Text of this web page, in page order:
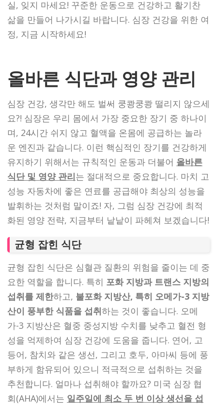
실, 잊지 마세요! 꾸준한 운동으로 건강하고 활기찬
삶을 만들어 나가시길 바랍니다. 심장 건강을 위한 여
정, 지금 시작하세요!
올바른 식단과 영양 관리
심장 건강, 생각만 해도 벌써 쿵쾅쿵쾅 떨리지 않으세
요?! 심장은 우리 몸에서 가장 중요한 장기 중 하나이
며, 24시간 쉬지 않고 혈액을 온몸에 공급하는 놀라
운 엔진과 같습니다. 이런 핵심적인 장기를 건강하게
유지하기 위해서는 규칙적인 운동과 더불어 올바른
식단 및 영양 관리는 절대적으로 중요합니다. 마치 고
성능 자동차에 좋은 연료를 공급해야 최상의 성능을
발휘하는 것처럼 말이죠! 자, 그럼 심장 건강에 최적
화된 영양 전략, 지금부터 낱낱이 파헤쳐 보겠습니다!
균형 잡힌 식단
균형 잡힌 식단은 심혈관 질환의 위험을 줄이는 데 중
요한 역할을 합니다. 특히 포화 지방과 트랜스 지방의
섭취를 제한하고, 불포화 지방산, 특히 오메가-3 지방
산이 풍부한 식품을 섭취하는 것이 좋습니다. 오메
가-3 지방산은 혈중 중성지방 수치를 낮추고 혈전 형
성을 억제하여 심장 건강에 도움을 줍니다. 연어, 고
등어, 참치와 같은 생선, 그리고 호두, 아마씨 등에 풍
부하게 함유되어 있으니 적극적으로 섭취하는 것을
추천합니다. 얼마나 섭취해야 할까요? 미국 심장 협
회(AHA)에서는 일주일에 최소 두 번 이상 생선을 섭